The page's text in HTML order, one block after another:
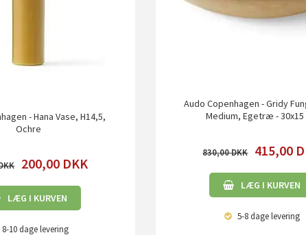
- Hana Vase, H14,5,
Ochre
200,00 DKK
LÆG I KURVEN
8-10 dagelevering
Audo Copenhagen - Gridy
Medium, Egetræ - 30x15
830,00 415,00
LÆG I KURVEN
5-8 dagelevering